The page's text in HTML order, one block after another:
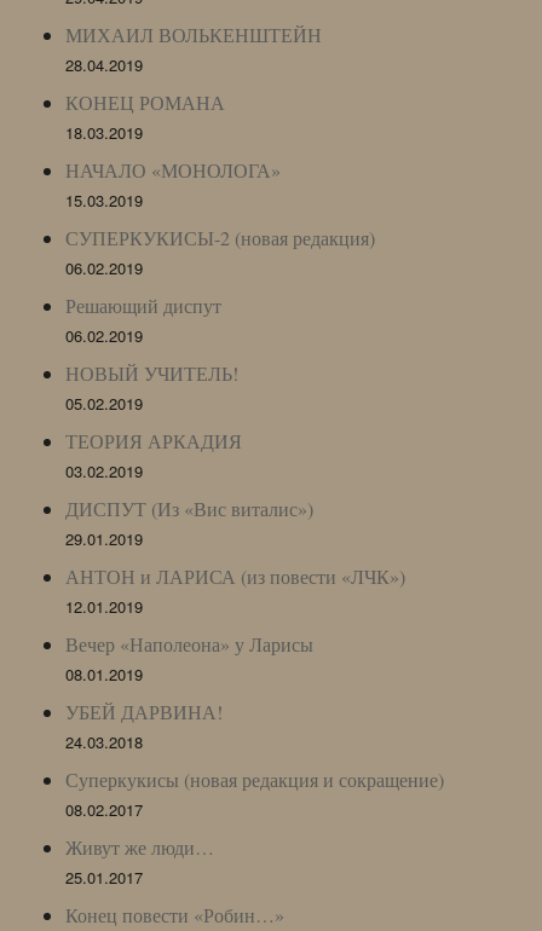
МИХАИЛ ВОЛЬКЕНШТЕЙН
28.04.2019
КОНЕЦ РОМАНА
18.03.2019
НАЧАЛО «МОНОЛОГА»
15.03.2019
СУПЕРКУКИСЫ-2 (новая редакция)
06.02.2019
Решающий диспут
06.02.2019
НОВЫЙ УЧИТЕЛЬ!
05.02.2019
ТЕОРИЯ АРКАДИЯ
03.02.2019
ДИСПУТ (Из «Вис виталис»)
29.01.2019
АНТОН и ЛАРИСА (из повести «ЛЧК»)
12.01.2019
Вечер «Наполеона» у Ларисы
08.01.2019
УБЕЙ ДАРВИНА!
24.03.2018
Суперкукисы (новая редакция и сокращение)
08.02.2017
Живут же люди…
25.01.2017
Конец повести «Робин…»